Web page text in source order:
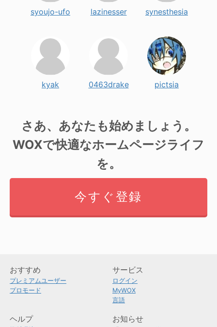
syoujo-ufo lazinesser synesthesia
kyak 0463drake pictsia
さあ、あなたも始めましょう。
WOXで快適なホームページライフ
を。
今すぐ登録
おすすめ
プレミアムユーザー
プロモード
サービス
ログイン
MyWOX
言語
ヘルプ お知らせ